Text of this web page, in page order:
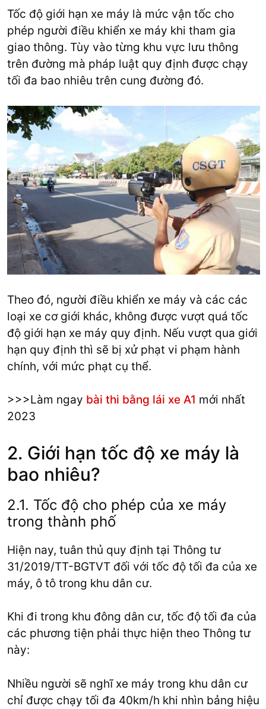
Tốc độ giới hạn xe máy là mức vận tốc cho
phép người điều khiển xe máy khi tham gia
giao thông. Tùy vào từng khu vực lưu thông
trên đường mà pháp luật quy định được chạy
tối đa bao nhiêu trên cung đường đó.
Theo đó, người điều khiển xe máy và các các
loại xe cơ giới khác, không được vượt quá tốc
độ giới hạn xe máy quy định. Nếu vượt qua giới
hạn quy định thì sẽ bị xử phạt vi phạm hành
chính, với mức phạt cụ thể.
>>>Làm ngay bài thi bằng lái xe A1 mới nhất
2023
2. Giới hạn tốc độ xe máy là
bao nhiêu?
2.1. Tốc độ cho phép của xe máy
trong thành phố
Hiện nay, tuân thủ quy định tại Thông tư
31/2019/TT-BGTVT đối với tốc độ tối đa của xe
máy, ô tô trong khu dân cư.
Khi đi trong khu đông dân cư, tốc độ tối đa của
các phương tiện phải thực hiện theo Thông tư
này:
Nhiều người sẽ nghĩ xe máy trong khu dân cư
chỉ được chạy tối đa 40km/h khi nhìn bảng hiệu